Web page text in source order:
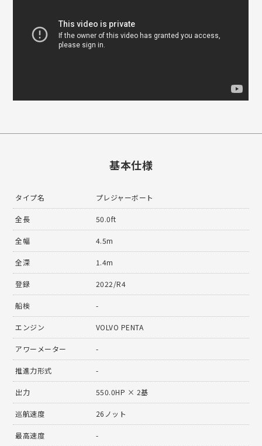
基本仕様
タイプ名 プレジャーボート
全長 50.0ft
全幅 4.5m
全深 1.4m
登録 2022/R4
船検 -
エンジン VOLVO PENTA
アワーメーター -
推進力形式 -
出力 550.0HP × 2基
巡航速度 26ノット
最高速度 -